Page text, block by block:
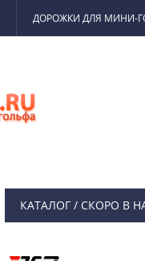
ДОРОЖКИ ДЛЯ МИНИ-
КАТАЛОГ/ СКОРО В